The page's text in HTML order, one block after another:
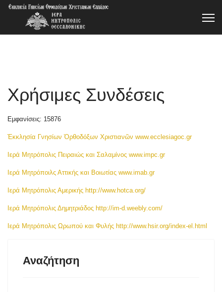
Χρήσιμες Συνδέσεις
Εμφανίσεις: 15876
Ἐκκλησία Γνησίων Ὀρθοδόξων Χριστιανῶν www.ecclesiagoc.gr
Ιερά Μητρόπολις Πειραιώς και Σαλαμίνος www.impc.gr
Ιερά Μητρόποιλς Αττικής και Βοιωτίας www.imab.gr
Ιερά Μητρόπολις Αμερικής http://www.hotca.org/
Ιερά Μητρόπολις Δημητριάδος http://im-d.weebly.com/
Ιερά Μητρόπολις Ωρωπού και Φυλής http://www.hsir.org/index-el.html
Αναζήτηση